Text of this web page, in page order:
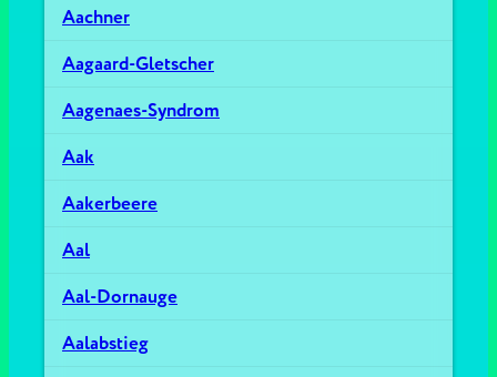
Aachner
Aagaard-Gletscher
Aagenaes-Syndrom
Aak
Aakerbeere
Aal
Aal-Dornauge
Aalabstieg